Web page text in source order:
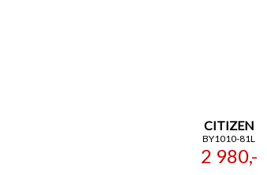
CITIZEN
BY1010-81L
2 980,-